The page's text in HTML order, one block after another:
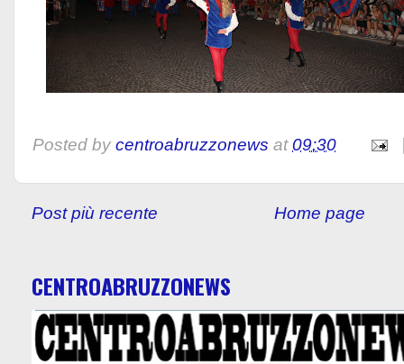
Posted by centroabruzzonews at09:30
Post più recente Home page
CENTROABRUZZONEWS